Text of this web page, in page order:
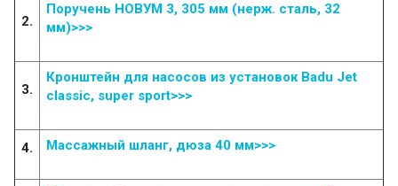
2.
Поручень НОВУМ 3, 305 мм (нерж. сталь, 32
мм)>>>
3.
Кронштейн для насосов из установок Badu Jet
сlassic, super sport>>>
4. Массажный шланг, дюза 40 мм>>>